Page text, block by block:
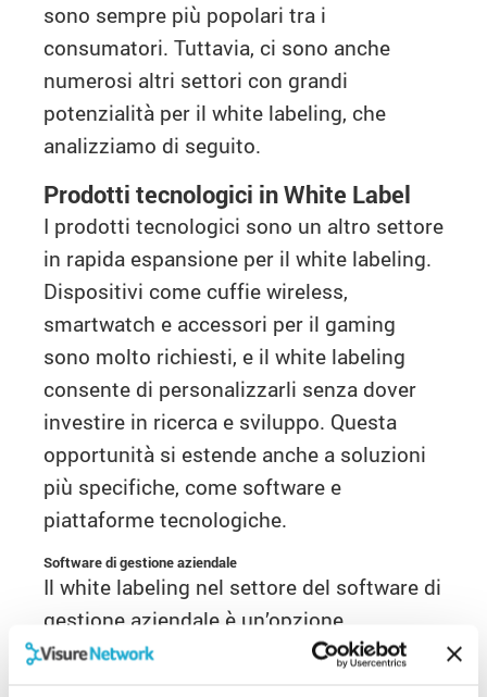
sono sempre più popolari tra i
consumatori. Tuttavia, ci sono anche
numerosi altri settori con grandi
potenzialità per il white labeling, che
analizziamo di seguito.
Prodotti tecnologici in White Label
I prodotti tecnologici sono un altro settore
in rapida espansione per il white labeling.
Dispositivi come cuffie wireless,
smartwatch e accessori per il gaming
sono molto richiesti, e il white labeling
consente di personalizzarli senza dover
investire in ricerca e sviluppo. Questa
opportunità si estende anche a soluzioni
più specifiche, come software e
piattaforme tecnologiche.
Software di gestione aziendale
Il white labeling nel settore del software di
gestione aziendale è un’opzione
vantaggiosa per chi desidera offrire